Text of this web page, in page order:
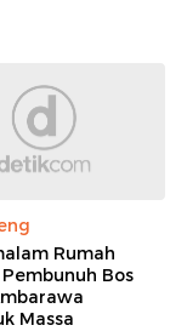
Rumah
Bos
Massa